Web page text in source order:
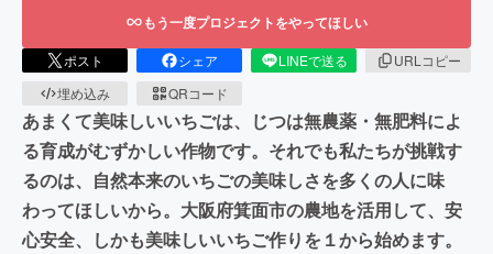
もう一度プロジェクトをやってほしい
ポスト シェア LINEで送る
URLコピー
埋め込み
QRコード
あまくて美味しいいちごは、じつは無農薬・無肥料によ
る育成がむずかしい作物です。それでも私たちが挑戦す
るのは、自然本来のいちごの美味しさを多くの人に味
わってほしいから。大阪府箕面市の農地を活用して、安
心安全、しかも美味しいいちご作りを１から始めます。